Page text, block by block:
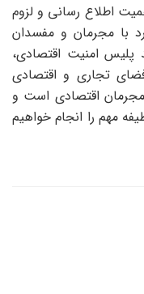
اطلاع رسانی و لزوم
با مجرمان و مفسدان
پلیس امنیت اقتصادی،
تجاری و اقتصادی
اقتصادی است و
مهم را انجام خواهیم